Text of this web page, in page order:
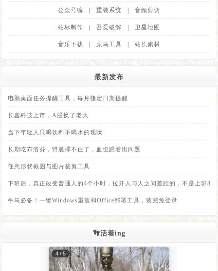
公众号编 重装系统 音频剪切
站标制作 吾爱破解 卫星地图
音乐下载 菜鸟工具 站长素材
最新发布
电脑桌面任务提醒工具，每月指定日期提醒
长鑫科技上市，A股换了老大
当下年轻人只喝饮料不喝水的现状
长期吃布洛芬，肾脏撑不住了，血也跟着出问题
任意形状截图与图片裁剪工具
下班后，真正改变普通人的4个小时，拉开人与人之间差距的，不是上班8
牛马必备！一键Windows重装和Office部署工具，装完免登录
👣活着ing